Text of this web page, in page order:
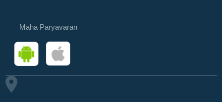
Maha Paryavaran